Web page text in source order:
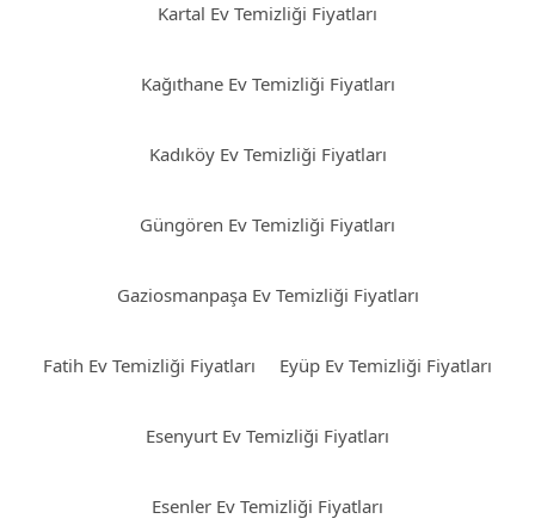
Kartal Ev Temizliği Fiyatları
Kağıthane Ev Temizliği Fiyatları
Kadıköy Ev Temizliği Fiyatları
Güngören Ev Temizliği Fiyatları
Gaziosmanpaşa Ev Temizliği Fiyatları
Fatih Ev Temizliği Fiyatları Eyüp Ev Temizliği Fiyatları
Esenyurt Ev Temizliği Fiyatları
Esenler Ev Temizliği Fiyatları